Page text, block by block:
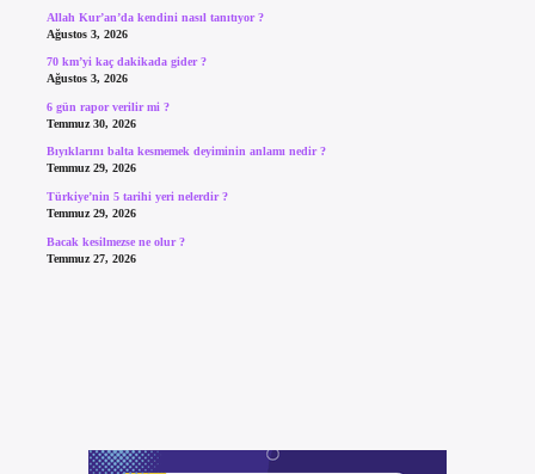
Allah Kur’an’da kendini nasıl tanıtıyor ?
Ağustos 3, 2026
70 km’yi kaç dakikada gider ?
Ağustos 3, 2026
6 gün rapor verilir mi ?
Temmuz 30, 2026
Bıyıklarını balta kesmemek deyiminin anlamı nedir ?
Temmuz 29, 2026
Türkiye’nin 5 tarihi yeri nelerdir ?
Temmuz 29, 2026
Bacak kesilmezse ne olur ?
Temmuz 27, 2026